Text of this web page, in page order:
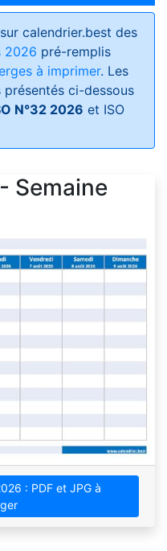
calendrier.best des
2026 pré-remplis
à imprimer. Les
ci-dessous
N°32 2026 et ISO
Semaine
: PDF et JPG à